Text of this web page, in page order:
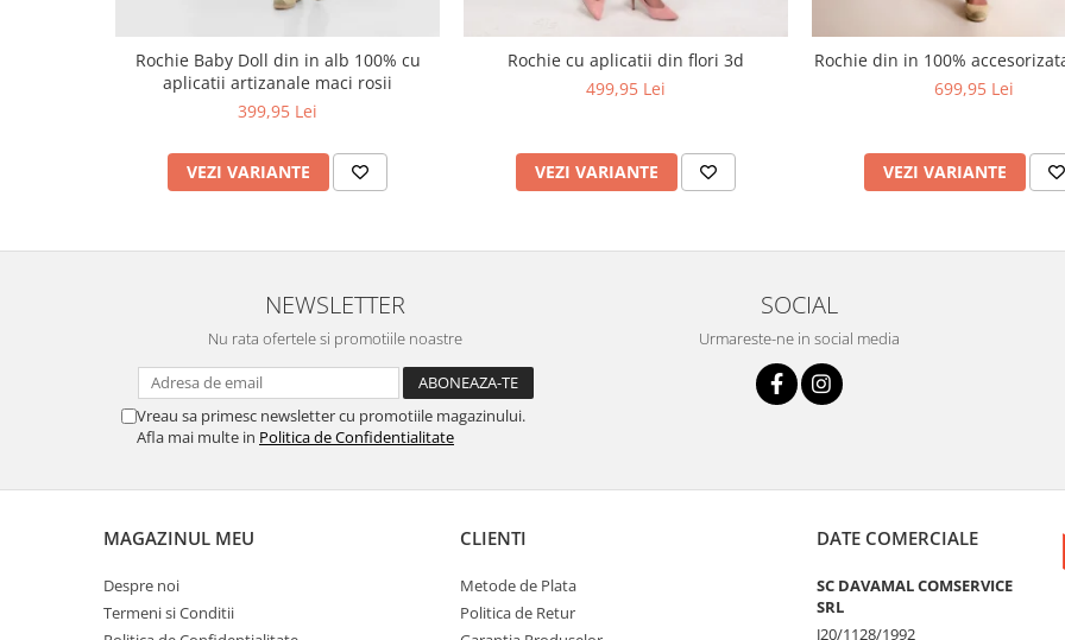
Rochie Baby Doll din in alb 100% cu
aplicatii artizanale maci rosii
399,95 Lei
VEZI VARIANTE
Rochie cu aplicatii din flori 3d
499,95 Lei
VEZI VARIANTE
Rochie din in 100%
699,95 Lei
VEZI VARIANTE
NEWSLETTER
Nu rata ofertele si promotiile noastre
Vreau sa primesc newsletter cu promotiile magazinului.
Afla mai multe in Politica de Confidentialitate
SOCIAL
Urmareste-ne in social media
MAGAZINUL MEU
Despre noi
Termeni si Conditii
CLIENTI
Metode de Plata
Politica de Retur
DATE COMERCIALE
SC DAVAMAL COMSERVICE
SRL
J20/1128/1992